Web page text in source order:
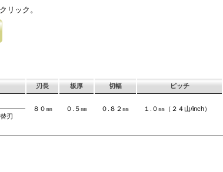
用い
イズならポ
マーキング（右下）に替刃品番を明記
リック。
中心
厚より切幅
刃長 板厚 切幅 ピッチ
８０㎜
０.５㎜ ０.８２㎜ １.０㎜（２４山/inch）
刃